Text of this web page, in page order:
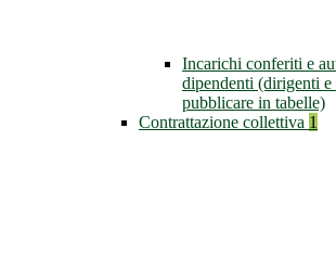
Incarichi conferiti e
dipendenti (dirigenti
pubblicare in tabelle)
Contrattazione collettiva 1